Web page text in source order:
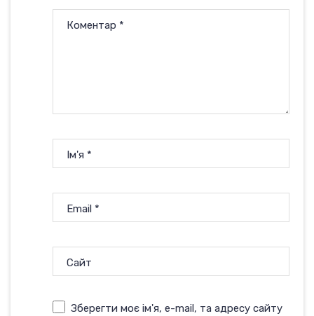
Коментар *
Ім'я *
Email *
Сайт
Зберегти моє ім'я, e-mail, та адресу сайту